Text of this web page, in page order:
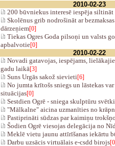
2010-02-23
200 būvniekus interesē iespēja
Skolēnus grib nodrošināt ar
dārzeņiem[0]
Tiekas Ogres Goda pilsoņi un valsts
apbalvotie[0]
2010-02-22
Novadi gatavojas, iespējams,
gadu laikā[3]
Suns Urgās sakož sievieti[6]
No jumta krītošs sniegs un lāstekas
situācijas[0]
Sestdien Ogrē - sniega skulptūru
"Mālkalne" aicina uzmanīties no
Pastiprināti sūdzas par kaimiņu
Šodien Ogrē viesojas delegācija no
Meklē vietu jaunu attīrīšanas iekārtu
Darbu uzsācis virtuālais e-csdd birojs